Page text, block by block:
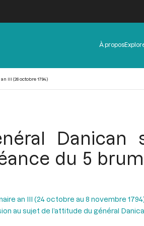
Menu
de
À propos
III (26 octobre 1794)
Danican
du 5
an III (24 octobre au 8 novembre
au sujet de l’attitude du général